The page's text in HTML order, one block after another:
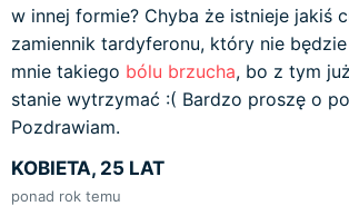
w innej formie? Chyba że istnieje jakiś
zamiennik tardyferonu, który nie
mnie takiego bólu brzucha, bo z tym
stanie wytrzymać :( Bardzo proszę o
Pozdrawiam.
KOBIETA, 25 LAT
ponad rok temu